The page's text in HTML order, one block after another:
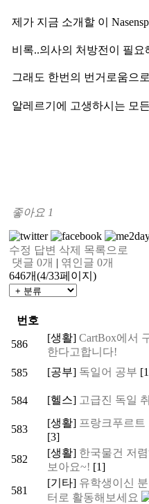
제가 지금 소개할 이
비록..의사의 처방전이 필
그래도 한번의 번거로움으
알레르기에 고생하시는 모
좋아요 1
수정 답변 삭제 목록으로
댓글 0개 | 엮인글 0개
646개(4/33페이지)
번호
586
[생활] CartBox에서
한다고합니다!
585 [공부] 독일어 공부
584 [헬스] 고급진 독일
583
[생활] 프랑크푸르
[3]
582
[생활] 한국물건 저
보아요~! [1]
581
[기타] 유학생이신
터로 활동해보세요